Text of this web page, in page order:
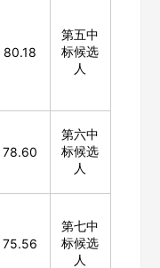
80.18
第五中
标候选
人
78.60
第六中
标候选
人
75.56
第七中
标候选
人